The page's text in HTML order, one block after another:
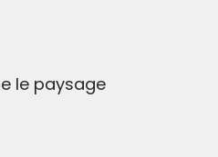
le paysage